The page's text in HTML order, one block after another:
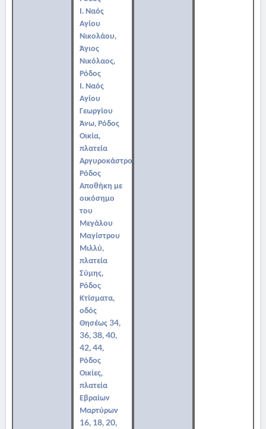
Ι. Ναός
Αγίου
Νικολάου,
Άγιος
Νικόλαος,
Ρόδος
Ι. Ναός
Αγίου
Γεωργίου
Άνω, Ρόδος
Οικία,
πλατεία
Αργυροκάστρου,
Ρόδος
Αποθήκη με
οικόσημο
του
Μεγάλου
Μαγίστρου
Μιλλύ,
πλατεία
Σύμης,
Ρόδος
Κτίσματα,
οδός
Θησέως 34,
36, 38, 40,
42, 44,
Ρόδος
Οικίες,
πλατεία
Εβραίων
Μαρτύρων
16, 18, 20,